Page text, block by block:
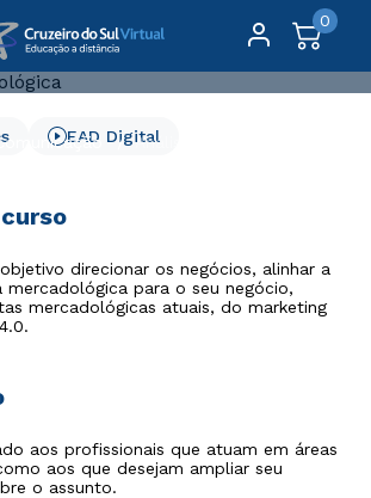
0
Análise Mercadológica
EAD Digital
direcionar os negócios, alinhar a
mercadológica para o seu negócio,
mercadológicas atuais, do marketing
aos profissionais que atuam em áreas
aos que desejam ampliar seu
o assunto.